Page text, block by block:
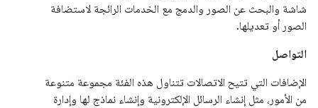
شاشة والبحث عن الصور والدمج مع الخدمات الرائجة لاستضافة
الصور أو تعديلها.
التواصل
الإضافات التي تتيح الاتصالات تتناول هذه الفئة مجموعة متنوعة
من الأمور، مثل إنشاء الرسائل الإلكترونية وإنشاء نماذج لها وإدارة